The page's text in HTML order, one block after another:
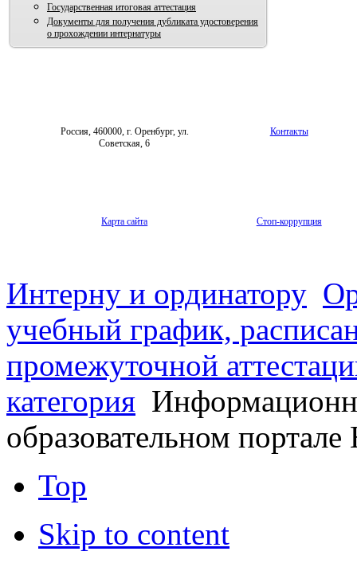
Государственная итоговая аттестация
Документы для получения дубликата удостоверения
о прохождении интернатуры
Россия, 460000, г. Оренбург, ул.
Советская, 6
Контакты
Карта сайта Стоп-коррупция
Интерну и ординатору
учебный график,
промежуточной
категория
образовательном
Top
Skip to content